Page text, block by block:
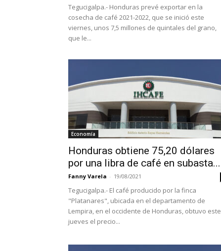
Tegucigalpa.- Honduras prevé exportar en la
cosecha de café 2021-2022, que se inició este
viernes, unos 7,5 millones de quintales del grano,
que le...
Economía
Honduras obtiene 75,20 dólares
por una libra de café en subasta...
Fanny Varela - 19/08/2021
Tegucigalpa.- El café producido por la finca
"Platanares", ubicada en el departamento de
Lempira, en el occidente de Honduras, obtuvo este
jueves el precio...